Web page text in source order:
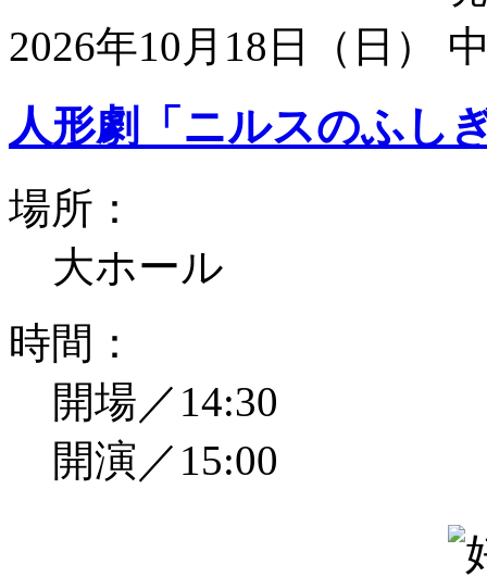
2026年10月18日（日）
人形劇「ニルスのふし
場所：
大ホール
時間：
開場／14:30
開演／15:00